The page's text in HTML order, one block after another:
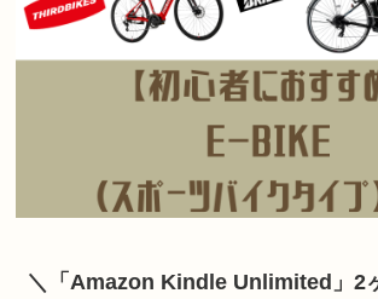
＼「Amazon Kindle Unlimited」2